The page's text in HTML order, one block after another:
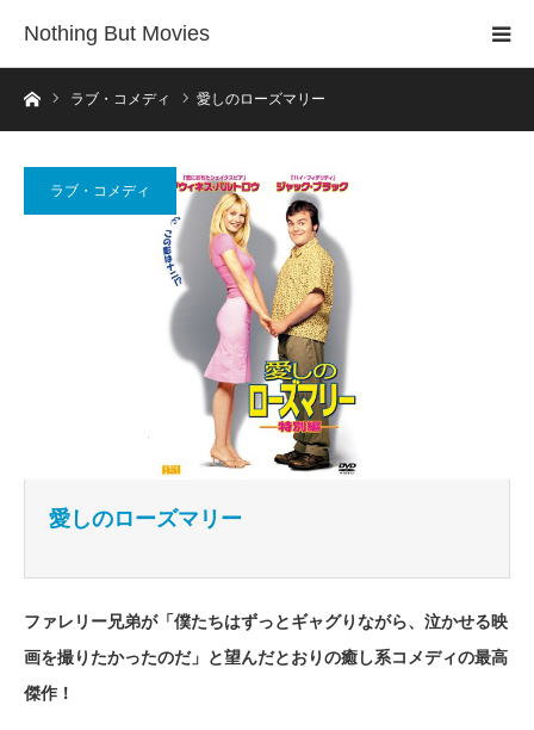
Nothing But Movies
ホームラブ・コメディ 愛しのローズマリー
ラブ・コメディ
愛しのローズマリー
ファレリー兄弟が「僕たちはずっとギャグりながら、泣かせる映
画を撮りたかったのだ」と望んだとおりの癒し系コメディの最高
傑作！